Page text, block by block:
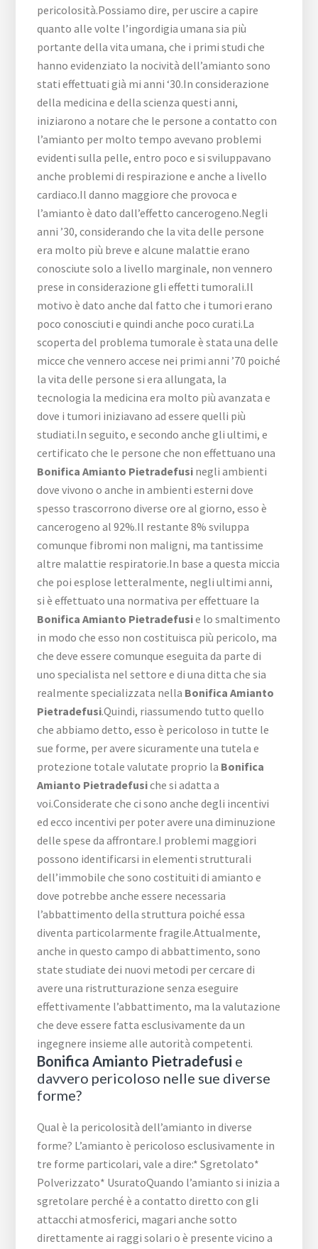
pericolosità.Possiamo dire, per uscire a capire
quanto alle volte l’ingordigia umana sia più
portante della vita umana, che i primi studi che
hanno evidenziato la nocività dell’amianto sono
stati effettuati già mi anni ‘30.In considerazione
della medicina e della scienza questi anni,
iniziarono a notare che le persone a contatto con
l’amianto per molto tempo avevano problemi
evidenti sulla pelle, entro poco e si sviluppavano
anche problemi di respirazione e anche a livello
cardiaco.Il danno maggiore che provoca e
l’amianto è dato dall’effetto cancerogeno.Negli
anni ’30, considerando che la vita delle persone
era molto più breve e alcune malattie erano
conosciute solo a livello marginale, non vennero
prese in considerazione gli effetti tumorali.Il
motivo è dato anche dal fatto che i tumori erano
poco conosciuti e quindi anche poco curati.La
scoperta del problema tumorale è stata una delle
micce che vennero accese nei primi anni ’70 poiché
la vita delle persone si era allungata, la
tecnologia la medicina era molto più avanzata e
dove i tumori iniziavano ad essere quelli più
studiati.In seguito, e secondo anche gli ultimi, e
certificato che le persone che non effettuano una
Bonifica Amianto Pietradefusi negli ambienti
dove vivono o anche in ambienti esterni dove
spesso trascorrono diverse ore al giorno, esso è
cancerogeno al 92%.Il restante 8% sviluppa
comunque fibromi non maligni, ma tantissime
altre malattie respiratorie.In base a questa miccia
che poi esplose letteralmente, negli ultimi anni,
si è effettuato una normativa per effettuare la
Bonifica Amianto Pietradefusie lo smaltimento
in modo che esso non costituisca più pericolo, ma
che deve essere comunque eseguita da parte di
uno specialista nel settore e di una ditta che sia
realmente specializzata nella Bonifica Amianto
Pietradefusi.Quindi, riassumendo tutto quello
che abbiamo detto, esso è pericoloso in tutte le
sue forme, per avere sicuramente una tutela e
protezione totale valutate proprio la Bonifica
Amianto Pietradefusiche si adatta a
voi.Considerate che ci sono anche degli incentivi
ed ecco incentivi per poter avere una diminuzione
delle spese da affrontare.I problemi maggiori
possono identificarsi in elementi strutturali
dell’immobile che sono costituiti di amianto e
dove potrebbe anche essere necessaria
l’abbattimento della struttura poiché essa
diventa particolarmente fragile.Attualmente,
anche in questo campo di abbattimento, sono
state studiate dei nuovi metodi per cercare di
avere una ristrutturazione senza eseguire
effettivamente l’abbattimento, ma la valutazione
che deve essere fatta esclusivamente da un
ingegnere insieme alle autorità competenti.
Bonifica Amianto Pietradefusi e
davvero pericoloso nelle sue diverse
forme?
Qual è la pericolosità dell’amianto in diverse
forme? L’amianto è pericoloso esclusivamente in
tre forme particolari, vale a dire:* Sgretolato*
Polverizzato* UsuratoQuando l’amianto si inizia a
sgretolare perché è a contatto diretto con gli
attacchi atmosferici, magari anche sotto
direttamente ai raggi solari o è presente vicino a